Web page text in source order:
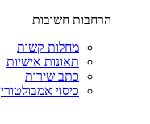
הרחבות חשובות
מחלות קשות
תאונות אישיות
כתב שירות
כיסוי אמבולטורי